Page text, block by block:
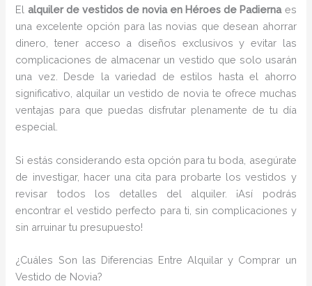
El alquiler de vestidos de novia en Héroes de Padiernaes
una excelente opción para las novias que desean ahorrar
dinero, tener acceso a diseños exclusivos y evitar las
complicaciones de almacenar un vestido que solo usarán
una vez. Desde la variedad de estilos hasta el ahorro
significativo, alquilar un vestido de novia te ofrece muchas
ventajas para que puedas disfrutar plenamente de tu día
especial.
Si estás considerando esta opción para tu boda, asegúrate
de investigar, hacer una cita para probarte los vestidos y
revisar todos los detalles del alquiler. ¡Así podrás
encontrar el vestido perfecto para ti, sin complicaciones y
sin arruinar tu presupuesto!
¿Cuáles Son las Diferencias Entre Alquilar y Comprar un
Vestido de Novia?